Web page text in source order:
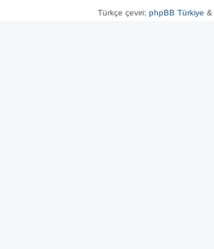
Türkçe çeviri: phpBB Türkiye &